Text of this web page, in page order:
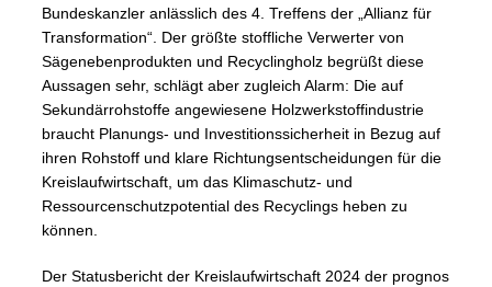
Bundeskanzler anlässlich des 4. Treffens der „Allianz für
Transformation“. Der größte stoffliche Verwerter von
Sägenebenprodukten und Recyclingholz begrüßt diese
Aussagen sehr, schlägt aber zugleich Alarm: Die auf
Sekundärrohstoffe angewiesene Holzwerkstoffindustrie
braucht Planungs- und Investitionssicherheit in Bezug auf
ihren Rohstoff und klare Richtungsentscheidungen für die
Kreislaufwirtschaft, um das Klimaschutz- und
Ressourcenschutzpotential des Recyclings heben zu
können.
Der Statusbericht der Kreislaufwirtschaft 2024 der prognos